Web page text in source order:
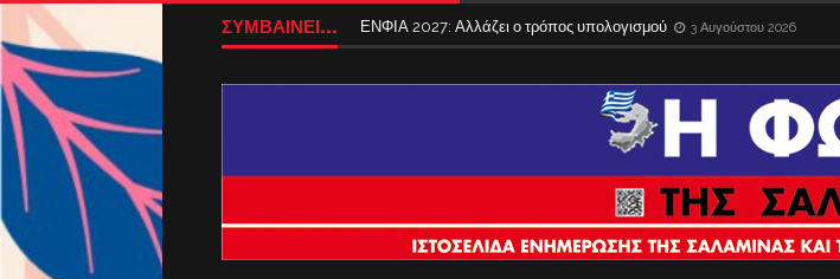
ΣΥΜΒΑΙΝΕΙ... ΕΝΦΙΑ 2027: Αλλάζει ο τρόπος υπολογισμού 3 Αυγούστου 2026